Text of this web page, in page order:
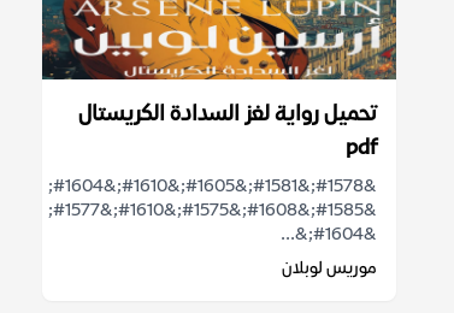
تحميل رواية لغز السدادة الكريستال
pdf
&#1578;&#1581;&#1605;&#1610;&#1604;
&#1585;&#1608;&#1575;&#1610;&#1577;
&#1604;&...
موريس لوبلان